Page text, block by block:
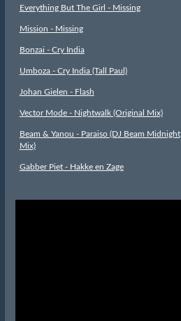
Everything But The Girl - Missing
Mission - Missing
Bonzai - Cry India
Umboza - Cry India (Tall Paul)
Johan Gielen - Flash
Vector Mode - Nightwalk (Original Mix)
Beam & Yanou - Paraiso (DJ Beam Midnight
Mix)
Gabber Piet - Hakke en Zage